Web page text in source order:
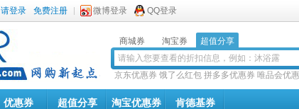
请登录 免费注册 微博登录 QQ登录
商城券 淘宝券 超值分享
京东优惠券 饿了么红包 拼多多优惠券 唯品会优
优惠券 超值分享 淘宝优惠券 肯德基券